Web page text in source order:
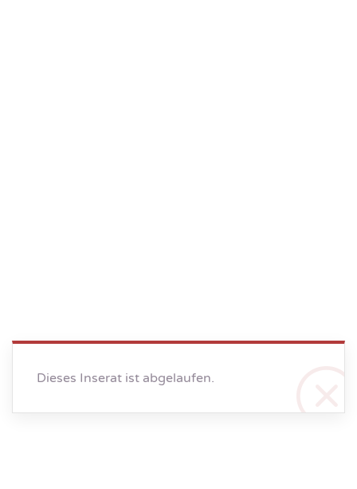
Dieses Inserat ist abgelaufen.